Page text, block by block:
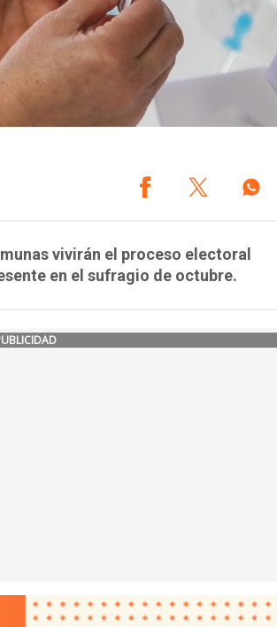
vivirán el proceso electoral
en el sufragio de octubre.